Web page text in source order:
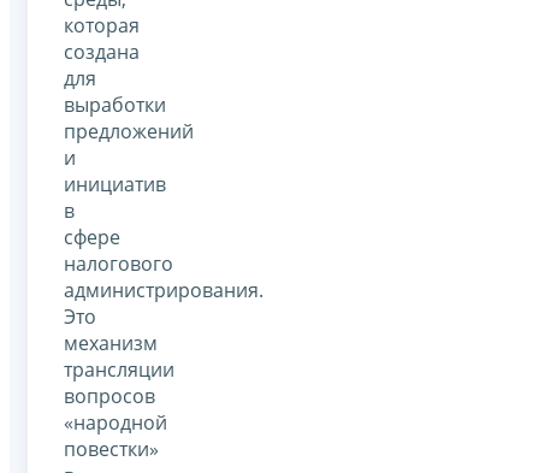
которая
создана
для
выработки
предложений
и
инициатив
в
сфере
налогового
администрирования.
Это
механизм
трансляции
вопросов
«народной
повестки»